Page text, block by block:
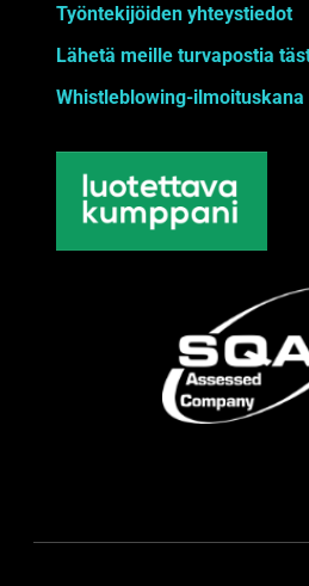
Työntekijöiden yhteystiedot
Lähetä meille turvapostia
Whistleblowing-ilmoituskana